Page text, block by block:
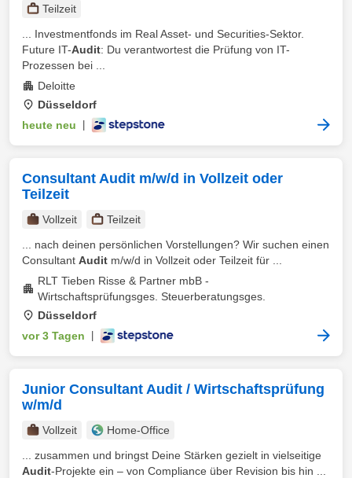
Teilzeit
... Investmentfonds im Real Asset- und Securities-Sektor.
Future IT-Audit: Du verantwortest die Prüfung von IT-
Prozessen bei ...
Deloitte
Düsseldorf
heute neu
Consultant Audit m/w/d in Vollzeit oder
Teilzeit
Vollzeit
Teilzeit
... nach deinen persönlichen Vorstellungen? Wir suchen einen
Consultant Audit m/w/d in Vollzeit oder Teilzeit für ...
RLT Tieben Risse & Partner mbB -
Wirtschaftsprüfungsges. Steuerberatungsges.
Düsseldorf
vor 3 Tagen
Junior Consultant Audit / Wirtschaftsprüfung
w/m/d
Vollzeit
Home-Office
... zusammen und bringst Deine Stärken gezielt in vielseitige
Audit-Projekte ein – von Compliance über Revision bis hin ...